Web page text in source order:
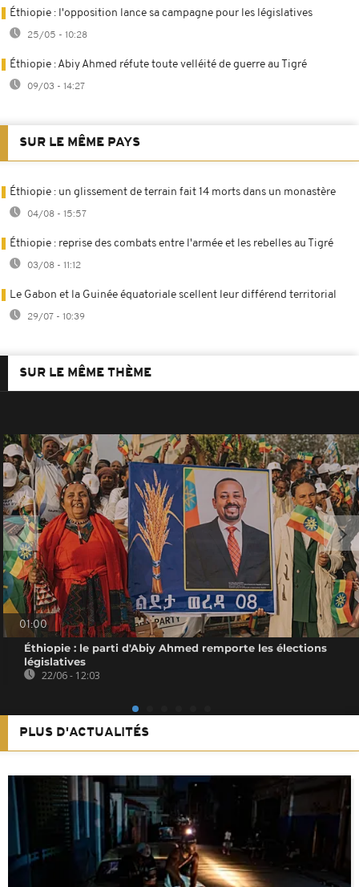
Éthiopie : l'opposition lance sa campagne pour les législatives
25/05 - 10:28
Éthiopie : Abiy Ahmed réfute toute velléité de guerre au Tigré
09/03 - 14:27
SUR LE MÊME PAYS
Éthiopie : un glissement de terrain fait 14 morts dans un monastère
04/08 - 15:57
Éthiopie : reprise des combats entre l'armée et les rebelles au Tigré
03/08 - 11:12
Le Gabon et la Guinée équatoriale scellent leur différend territorial
29/07 - 10:39
SUR LE MÊME THÈME
01:00
Éthiopie : le parti d'Abiy Ahmed remporte les élections
législatives
22/06 - 12:03
PLUS D'ACTUALITÉS